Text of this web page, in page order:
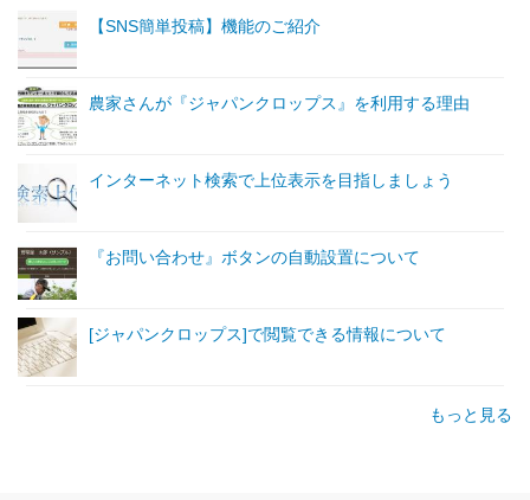
【SNS簡単投稿】機能のご紹介
農家さんが『ジャパンクロップス』を利用する理由
インターネット検索で上位表示を目指しましょう
『お問い合わせ』ボタンの自動設置について
[ジャパンクロップス]で閲覧できる情報について
もっと見る